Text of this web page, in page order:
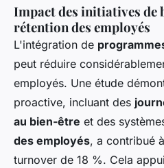
Impact des initiatives de
rétention des employés
L'intégration de
peut réduire
employés. Une étude
proactive, incluant des
au bien-être et des
des employés, a contribué
turnover de 18 %. Cela